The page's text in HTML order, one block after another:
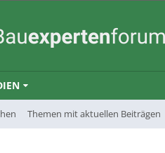
Themen mit aktuellen Beiträgen